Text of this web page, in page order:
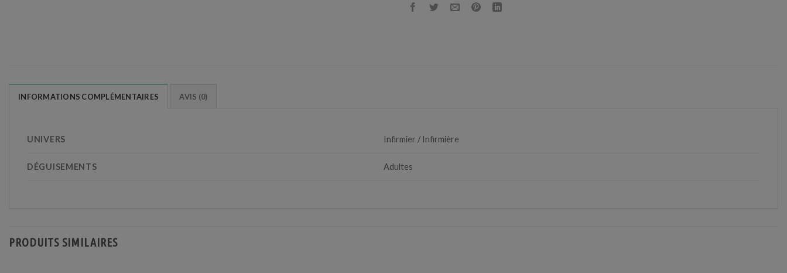
INFORMATIONS COMPLÉMENTAIRES AVIS (0)
UNIVERS Infirmier / Infirmière
DÉGUISEMENTS Adultes
PRODUITS SIMILAIRES